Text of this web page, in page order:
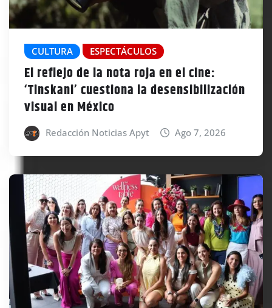
CULTURA ESPECTÁCULOS
El reflejo de la nota roja en el cine:
‘Tinskani’ cuestiona la desensibilización
visual en México
Redacción Noticias Apyt Ago 7, 2026